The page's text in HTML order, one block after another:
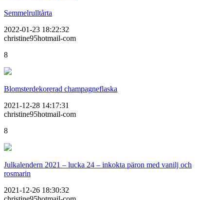
Semmelrulltårta
2022-01-23 18:22:32
christine95hotmail-com
8
Blomsterdekorerad champagneflaska
2021-12-28 14:17:31
christine95hotmail-com
8
Julkalendern 2021 – lucka 24 – inkokta päron med vanilj och
rosmarin
2021-12-26 18:30:32